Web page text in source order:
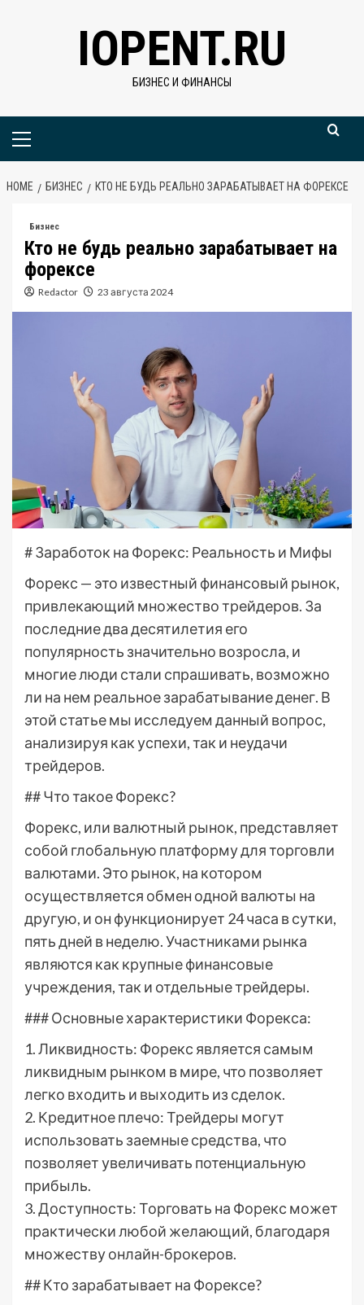
IOPENT.RU
БИЗНЕС И ФИНАНСЫ
Primary
HOME БИЗНЕС КТО НЕ БУДЬ РЕАЛЬНО ЗАРАБАТЫВАЕТ НА ФОРЕКСЕ
Бизнес
Кто не будь реально зарабатывает на
форексе
Redactor 23 августа 2024
# Заработок на Форекс: Реальность и Мифы
Форекс — это известный финансовый рынок,
привлекающий множество трейдеров. За
последние два десятилетия его
популярность значительно возросла, и
многие люди стали спрашивать, возможно
ли на нем реальное зарабатывание денег. В
этой статье мы исследуем данный вопрос,
анализируя как успехи, так и неудачи
трейдеров.
## Что такое Форекс?
Форекс, или валютный рынок, представляет
собой глобальную платформу для торговли
валютами. Это рынок, на котором
осуществляется обмен одной валюты на
другую, и он функционирует 24 часа в сутки,
пять дней в неделю. Участниками рынка
являются как крупные финансовые
учреждения, так и отдельные трейдеры.
### Основные характеристики Форекса:
1. Ликвидность: Форекс является самым
ликвидным рынком в мире, что позволяет
легко входить и выходить из сделок.
2. Кредитное плечо: Трейдеры могут
использовать заемные средства, что
позволяет увеличивать потенциальную
прибыль.
3. Доступность: Торговать на Форекс может
практически любой желающий, благодаря
множеству онлайн-брокеров.
## Кто зарабатывает на Форексе?